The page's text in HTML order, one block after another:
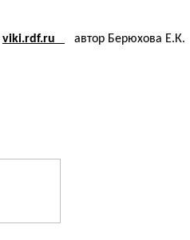
viki.rdf.ru
автор Берюхова Е.К.